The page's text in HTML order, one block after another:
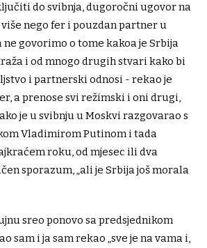
do svibnja, dugoročni ugovor na
nego fer i pouzdan partner u
ne govorimo o tome kakoa je Srbija
i od mnogo drugih stvari kako bi
i partnerski odnosi - rekao je
a prenose svi režimski i oni drugi,
je u svibnju u Moskvi razgovarao s
Vladimirom Putinom i tada
roku, od mjesec ili dva
sporazum, „ali je Srbija još morala
sreo ponovo sa predsjednikom
sam i ja sam rekao „sve je na vama i,